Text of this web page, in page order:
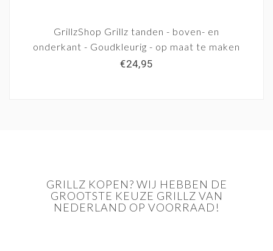
GrillzShop Grillz tanden - boven- en
onderkant - Goudkleurig - op maat te maken
€24,95
GRILLZ KOPEN? WIJ HEBBEN DE
GROOTSTE KEUZE GRILLZ VAN
NEDERLAND OP VOORRAAD!